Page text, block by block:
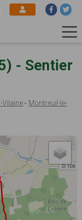
- Sentier
Vilaine
Montreuil-le-